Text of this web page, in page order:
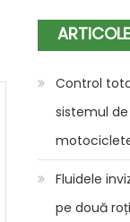
Control
sistemul
Fluidele
pe două roți